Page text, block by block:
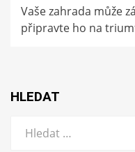
Vaše zahrada může
připravte ho na
HLEDAT